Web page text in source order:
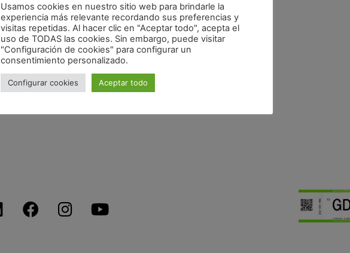
Usamos cookies en nuestro sitio web para brindarle la
experiencia más relevante recordando sus preferencias y
visitas repetidas. Al hacer clic en "Aceptar todo", acepta el
uso de TODAS las cookies. Sin embargo, puede visitar
"Configuración de cookies" para configurar un
consentimiento personalizado.
Configurar cookies Aceptar todo